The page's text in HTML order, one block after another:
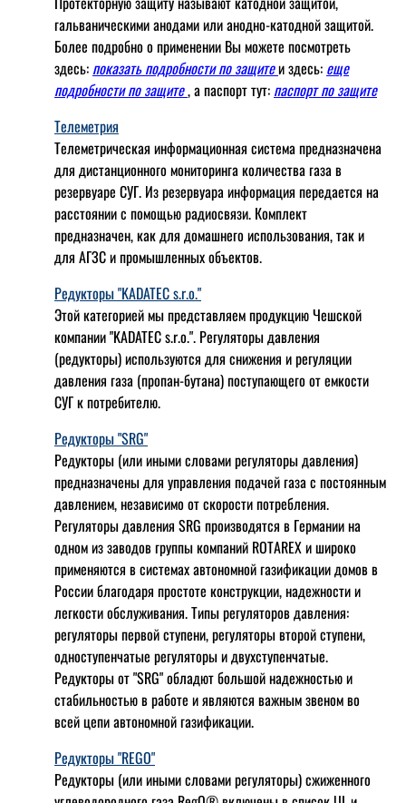
гальваническими анодами или анодно-катодной защитой.
Более подробно о применении Вы можете посмотреть
здесь: показать подробности по защитеи здесь: еще
подробности по защите, а паспорт тут: паспорт по защите
Телеметрия
Телеметрическая информационная система предназначена
для дистанционного мониторинга количества газа в
резервуаре СУГ. Из резервуара информация передается на
расстоянии с помощью радиосвязи. Комплект
предназначен, как для домашнего использования, так и
для АГЗС и промышленных объектов.
Редукторы "KADATEC s.r.o."
Этой категорией мы представляем продукцию Чешской
компании "KADATEC s.r.o.". Регуляторы давления
(редукторы) используются для снижения и регуляции
давления газа (пропан-бутана) поступающего от емкости
СУГ к потребителю.
Редукторы "SRG"
Редукторы (или иными словами регуляторы давления)
предназначены для управления подачей газа с постоянным
давлением, независимо от скорости потребления.
Регуляторы давления SRG производятся в Германии на
одном из заводов группы компаний ROTAREX и широко
применяются в системах автономной газификации домов в
России благодаря простоте конструкции, надежности и
легкости обслуживания. Типы регуляторов давления:
регуляторы первой ступени, регуляторы второй ступени,
одноступенчатые регуляторы и двухступенчатые.
Редукторы от "SRG" обладют большой надежностью и
стабильностью в работе и являются важным звеном во
всей цепи автономной газификации.
Редукторы "REGO"
Редукторы (или иными словами регуляторы) сжиженного